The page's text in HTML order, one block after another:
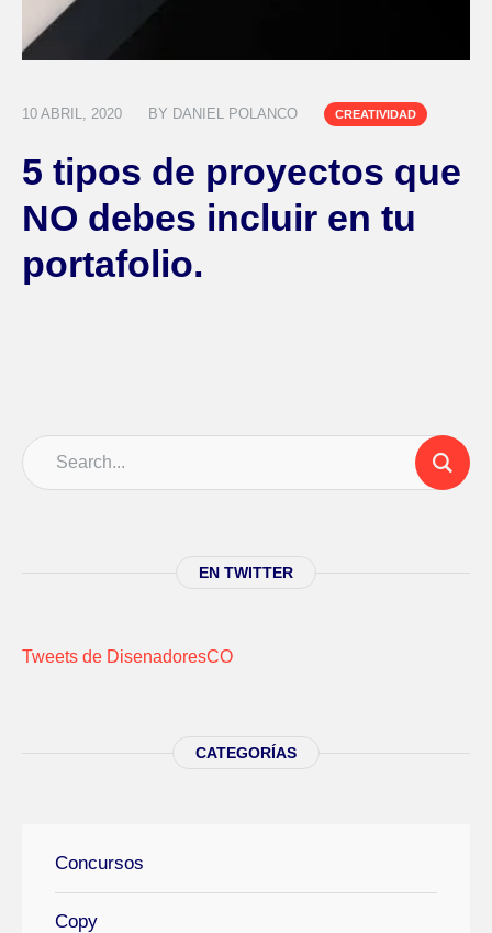
10 ABRIL, 2020 BY DANIEL POLANCO CREATIVIDAD
5 tipos de proyectos que
NO debes incluir en tu
portafolio.
EN TWITTER
Tweets de DisenadoresCO
CATEGORÍAS
Concursos
Copy